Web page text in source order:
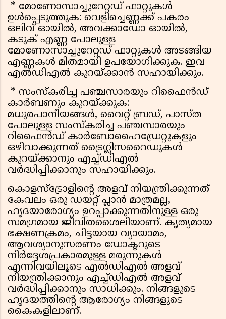
* മോണോസാച്ചുറേറ്റഡ് ഫാറ്റുകൾ
ഉൾപ്പെടുത്തുക: വെളിച്ചെണ്ണക്ക് പകരം
ഒലിവ് ഓയിൽ, അവക്കാഡോ ഓയിൽ,
കടുക് എണ്ണ പോലുള്ള
മോണോസാച്ചുറേറ്റഡ് ഫാറ്റുകൾ അടങ്ങിയ
എണ്ണകൾ മിതമായി ഉപയോഗിക്കുക. ഇവ
എൽഡിഎൽ കുറയ്ക്കാൻ സഹായിക്കും.
* സംസ്കരിച്ച പഞ്ചസാരയും റിഫൈൻഡ്
കാർബണും കുറയ്ക്കുക:
മധുരപാനീയങ്ങൾ, വൈറ്റ് ബ്രഡ്, പാസ്ത
പോലുള്ള സംസ്കരിച്ച പഞ്ചസാരയും
റിഫൈൻഡ് കാർബോഹൈഡ്രേറ്റുകളും
ഒഴിവാക്കുന്നത് ട്രൈഗ്ലിസറൈഡുകൾ
കുറയ്ക്കാനും എച്ച്ഡിഎൽ
വർദ്ധിപ്പിക്കാനും സഹായിക്കും.
കൊളസ്‌ട്രോളിന്റെ അളവ് നിയന്ത്രിക്കുന്നത്
കേവലം ഒരു ഡയറ്റ് പ്ലാൻ മാത്രമല്ല,
ഹൃദയാരോഗ്യം ഉറപ്പാക്കുന്നതിനുള്ള ഒരു
സമഗ്രമായ ജീവിതശൈലിയാണ്. കൃത്യമായ
ഭക്ഷണക്രമം, ചിട്ടയായ വ്യായാമം,
ആവശ്യാനുസരണം ഡോക്ടറുടെ
നിർദ്ദേശപ്രകാരമുള്ള മരുന്നുകൾ
എന്നിവയിലൂടെ എൽഡിഎൽ അളവ്
നിയന്ത്രിക്കാനും എച്ച്ഡിഎൽ അളവ്
വർദ്ധിപ്പിക്കാനും സാധിക്കും. നിങ്ങളുടെ
ഹൃദയത്തിന്റെ ആരോഗ്യം നിങ്ങളുടെ
കൈകളിലാണ്.